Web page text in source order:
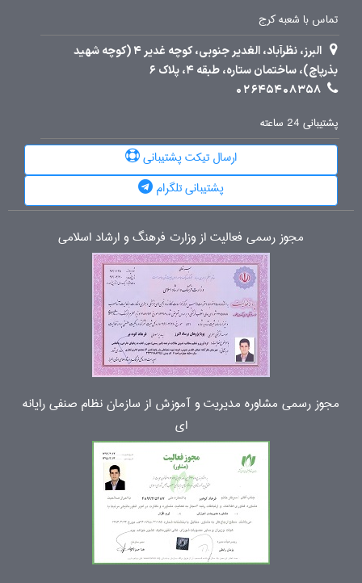
تماس با شعبه کرج
البرز، نظرآباد، الغدیر جنوبی، کوچه غدیر 4 (کوچه شهید
بذرپاچ)، ساختمان ستاره، طبقه 4، پلاک 6
02645408358
پشتیبانی 24 ساعته
ارسال تیکت پشتیبانی
پشتیبانی تلگرام
مجوز رسمی فعالیت از وزارت فرهنگ و ارشاد اسلامی
مجوز رسمی مشاوره مدیریت و آموزش از سازمان نظام صنفی رایانه
ای